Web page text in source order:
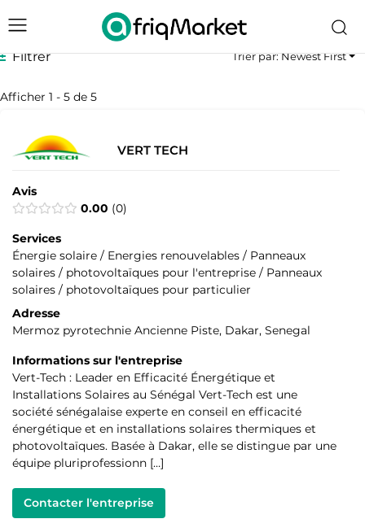
Filtrer
Afficher 1 - 5 de 5
Trier par: Newest First
VERT TECH
Avis
0.00 0
Services
Énergie solaire / Energies renouvelables / Panneaux
solaires / photovoltaïques pour l'entreprise / Panneaux
solaires / photovoltaïques pour particulier
Adresse
Mermoz pyrotechnie Ancienne Piste, Dakar, Senegal
Informations sur l'entreprise
Vert-Tech : Leader en Efficacité Énergétique et
Installations Solaires au Sénégal Vert-Tech est une
société sénégalaise experte en conseil en efficacité
énergétique et en installations solaires thermiques et
photovoltaïques. Basée à Dakar, elle se distingue par une
équipe pluriprofessionn […]
Contacter l'entreprise